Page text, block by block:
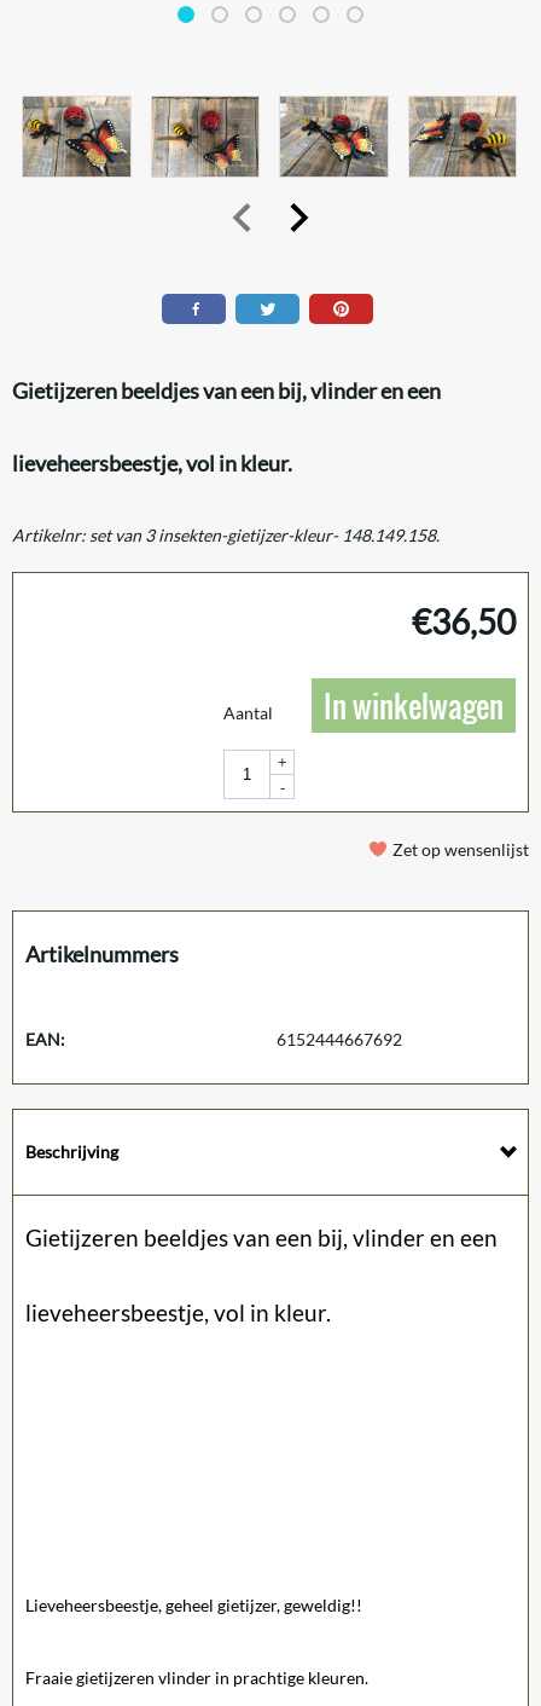
Gietijzeren beeldjes van een bij, vlinder en een
lieveheersbeestje, vol in kleur.
Artikelnr: set van 3 insekten-gietijzer-kleur- 148.149.158.
€36,50
Aantal
+
-
In winkelwagen
Zet op wensenlijst
Artikelnummers
EAN: 6152444667692
Beschrijving
Gietijzeren beeldjes van een bij, vlinder en een
lieveheersbeestje, vol in kleur.
Lieveheersbeestje, geheel gietijzer, geweldig!!
Fraaie gietijzeren vlinder in prachtige kleuren.